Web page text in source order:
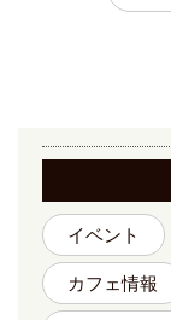
イベント
カフェ情報